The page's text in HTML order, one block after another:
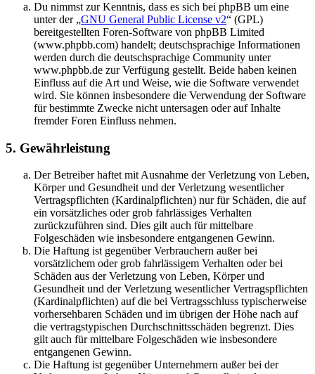
Du nimmst zur Kenntnis, dass es sich bei phpBB um eine
unter der „GNU General Public License v2“ (GPL)
bereitgestellten Foren-Software von phpBB Limited
(www.phpbb.com) handelt; deutschsprachige Informationen
werden durch die deutschsprachige Community unter
www.phpbb.de zur Verfügung gestellt. Beide haben keinen
Einfluss auf die Art und Weise, wie die Software verwendet
wird. Sie können insbesondere die Verwendung der Software
für bestimmte Zwecke nicht untersagen oder auf Inhalte
fremder Foren Einfluss nehmen.
5. Gewährleistung
Der Betreiber haftet mit Ausnahme der Verletzung von Leben,
Körper und Gesundheit und der Verletzung wesentlicher
Vertragspflichten (Kardinalpflichten) nur für Schäden, die auf
ein vorsätzliches oder grob fahrlässiges Verhalten
zurückzuführen sind. Dies gilt auch für mittelbare
Folgeschäden wie insbesondere entgangenen Gewinn.
Die Haftung ist gegenüber Verbrauchern außer bei
vorsätzlichem oder grob fahrlässigem Verhalten oder bei
Schäden aus der Verletzung von Leben, Körper und
Gesundheit und der Verletzung wesentlicher Vertragspflichten
(Kardinalpflichten) auf die bei Vertragsschluss typischerweise
vorhersehbaren Schäden und im übrigen der Höhe nach auf
die vertragstypischen Durchschnittsschäden begrenzt. Dies
gilt auch für mittelbare Folgeschäden wie insbesondere
entgangenen Gewinn.
Die Haftung ist gegenüber Unternehmern außer bei der